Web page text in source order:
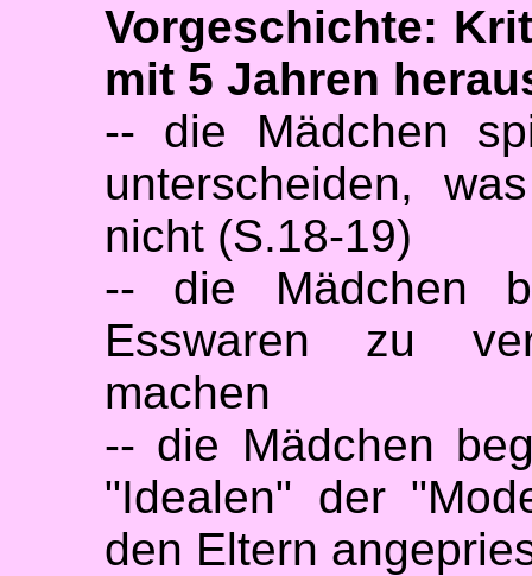
Vorgeschichte:
mit 5 Jahren
-- die Mädchen
unterscheiden,
nicht (S.18-19)
-- die Mädchen
Esswaren zu
machen
-- die Mädchen
"Idealen" der
den Eltern